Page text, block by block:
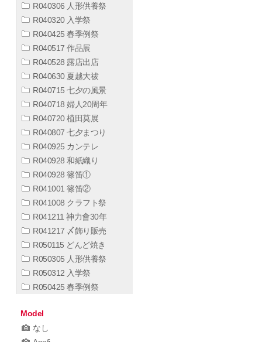
R040306 人形供養祭
R040320 入学祭
R040425 春季例祭
R040517 作品展
R040528 露店出店
R040630 夏越大祓
R040715 七夕の風景
R040718 婦人20周年
R040720 植田莫展
R040807 七夕まつり
R040925 カンテレ
R040928 和紙織り
R040928 篠笛①
R041001 篠笛②
R041008 クラフト祭
R041211 神力會30年
R041217 〆飾り販売
R050115 どんど焼き
R050305 人形供養祭
R050312 入学祭
R050425 春季例祭
Model
なし